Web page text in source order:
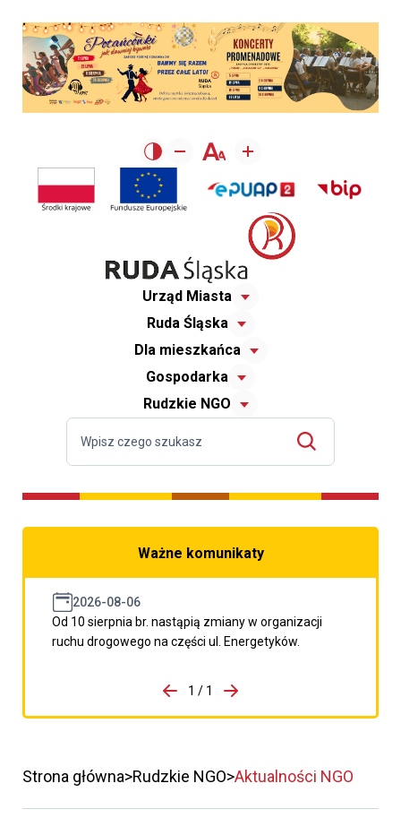
Urząd Miasta
Ruda Śląska
Dla mieszkańca
Gospodarka
Rudzkie NGO
Ważne komunikaty
2026-08-06
Od 10 sierpnia br. nastąpią zmiany w organizacji
ruchu drogowego na części ul. Energetyków.
porzpedniego komunikatu
1 / 1
Przejdź do następnego
Strona główna Rudzkie NGO Aktualności NGO